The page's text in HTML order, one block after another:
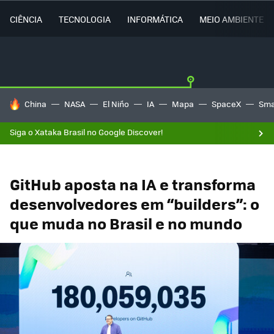
CIÊNCIA TECNOLOGIA INFORMÁTICA MEIO AMBIENTE
TENDÊNCIAS DO DIA
China NASA El Niño IA Mapa SpaceX
Siga o Xataka Brasil no Google Discover!
GitHub aposta na IA e transforma
desenvolvedores em “builders”: o
que muda no Brasil e no mundo